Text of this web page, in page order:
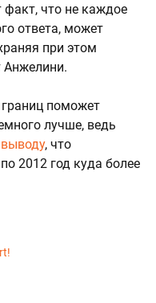
факт, что не каждое
ответа, может
при этом
Анжелини.
поможет
лучше, ведь
, что
2012 год куда более